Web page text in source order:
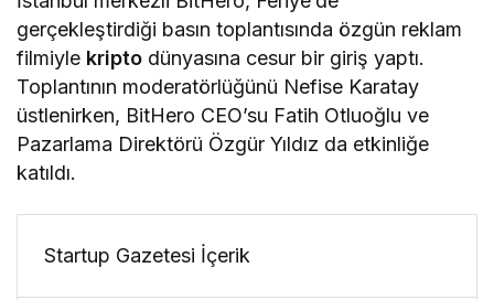
gerçekleştirdiği basın toplantısında özgün reklam
filmiyle kripto dünyasına cesur bir giriş yaptı.
Toplantının moderatörlüğünü Nefise Karatay
üstlenirken, BitHero CEO’su Fatih Otluoğlu ve
Pazarlama Direktörü Özgür Yıldız da etkinliğe
katıldı.
Startup Gazetesi İçerik